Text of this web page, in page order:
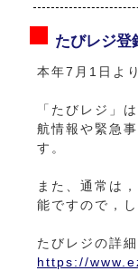
たびレジ登
本年7月1日よ
「たびレジ」
航情報や緊急
す。
また、通常は
能ですので，
たびレジの詳
https://